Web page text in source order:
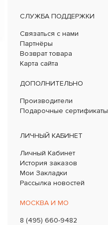
СЛУЖБА ПОДДЕРЖКИ
Связаться с нами
Партнёры
Возврат товара
Карта сайта
ДОПОЛНИТЕЛЬНО
Производители
Подарочные сертификаты
ЛИЧНЫЙ КАБИНЕТ
Личный Кабинет
История заказов
Мои Закладки
Рассылка новостей
МОСКВА И МО
8 (495) 660-9482